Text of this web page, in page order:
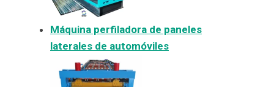
Máquina perfiladora de paneles
laterales de automóviles